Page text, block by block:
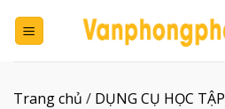
đến
Trang chủ / DỤNG CỤ HỌC TẬP